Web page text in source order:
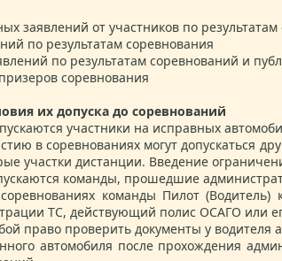
заявлений от участников по
по результатам соревнования
по результатам соревнований и
соревнования
их допуска до соревнований
участники на исправных
в соревнованиях могут допускаться
участки дистанции. Введение
команды, прошедшие
команды Пилот
ТС, действующий полис ОСАГО или
право проверить документы у
автомобиля после прохождения